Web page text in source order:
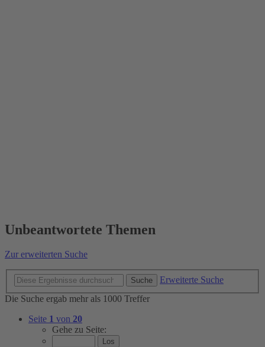
Unbeantwortete Themen
Zur erweiterten Suche
Suche
Erweiterte Suche
Die Suche ergab mehr als 1000 Treffer
Seite 1 von 20
Gehe zu Seite: